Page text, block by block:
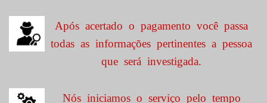
Após acertado o pagamento você passa
todas as informações pertinentes a pessoa
que será investigada.
Nós iniciamos o serviço pelo tempo